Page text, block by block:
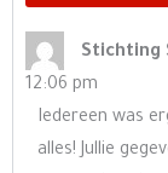
Stichting
12:06 pm
Iedereen was
alles! Jullie